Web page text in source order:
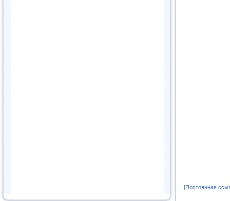
[Постоянная